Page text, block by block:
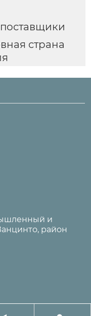
страна
и
район